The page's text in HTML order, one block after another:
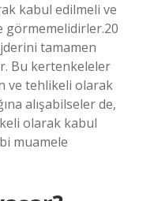
kabul edilmeli ve
görmemelidirler.20
tamamen
Bu kertenkeleler
ve tehlikeli olarak
alışabilseler de,
olarak kabul
muamele